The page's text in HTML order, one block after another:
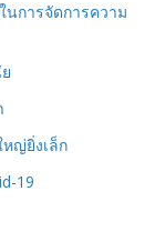
นการจัดการความ
ญ่ยิ่งเล็ก
19